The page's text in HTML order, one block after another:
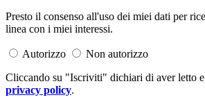
Presto il consenso all'uso dei miei dati per
linea con i miei interessi.
Autorizzo
Non autorizzo
Cliccando su "Iscriviti" dichiari di aver letto e
privacy policy.